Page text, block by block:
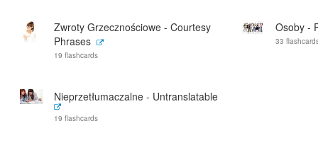
Zwroty Grzecznościowe - Courtesy
Phrases
19 flashcards
Osoby -
33
Nieprzetłumaczalne - Untranslatable
19 flashcards